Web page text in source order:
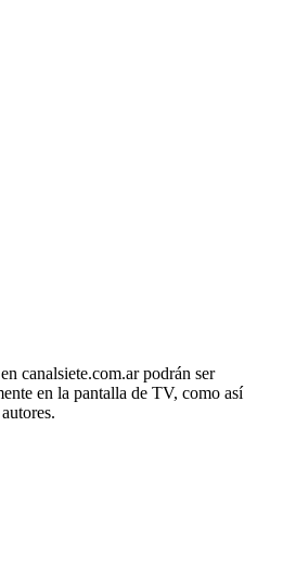
canalsiete.com.ar podrán ser
en la pantalla de TV, como así